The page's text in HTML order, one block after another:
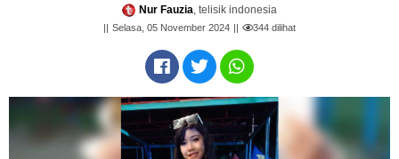
Nur Fauzia, telisik indonesia
Selasa, 05 November 2024 344 dilihat